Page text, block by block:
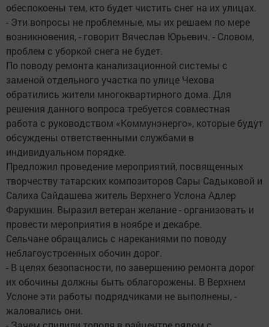
обеспокоены тем, кто будет чистить снег на их улицах.
- Эти вопросы не проблемные, мы их решаем по мере
возникновения, - говорит Вячеслав Юрьевич. - Словом,
проблем с уборкой снега не будет.
По поводу ремонта канализационной системы с
заменой отдельного участка по улице Чехова
обратились жители многоквартирного дома. Для
решения данного вопроса требуется совместная
работа с руководством «Коммунэнерго», которые будут
обсуждены ответственными службами в
индивидуальном порядке.
Предложил проведение мероприятий, посвященных
творчеству татарских композиторов Сары Садыковой и
Салиха Сайдашева житель Верхнего Услона Адлер
Фарукшин. Выразил ветеран желание - организовать и
провести мероприятия в ноябре и декабре.
Сельчане обращались с нареканиями по поводу
неблагоустроенных обочин дорог.
- В целях безопасности, по завершению ремонта дорог
их обочины должны быть облагорожены. В Верхнем
Услоне эти работы подрядчиками не выполнены, -
жаловались они.